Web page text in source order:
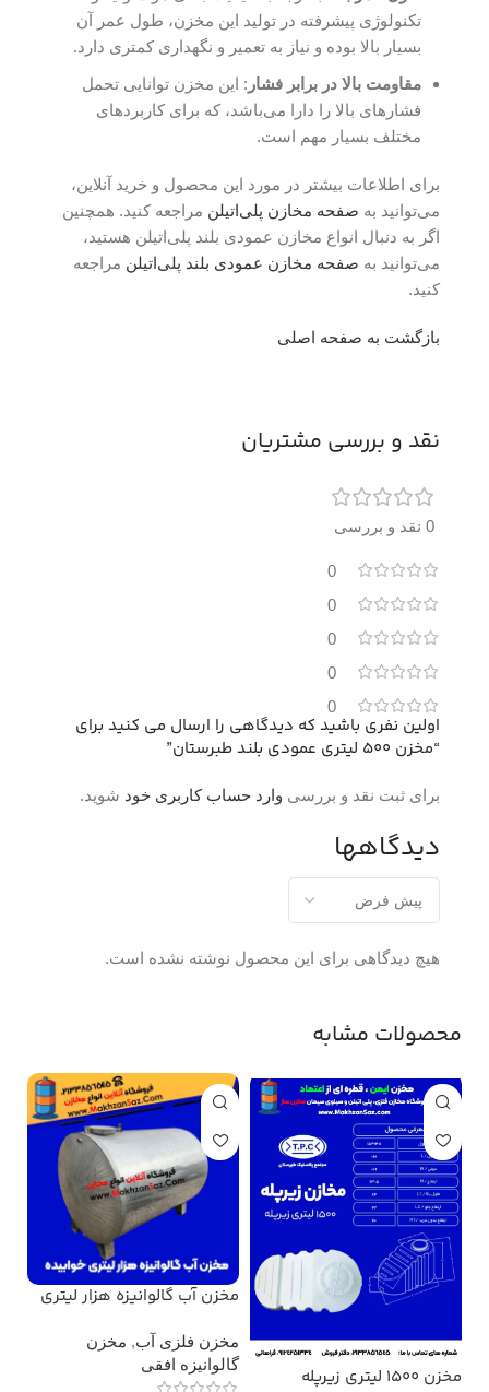
تکنولوژی پیشرفته در تولید این مخزن، طول عمر آن
بسیار بالا بوده و نیاز به تعمیر و نگهداری کمتری دارد.
مقاومت بالا در برابر فشار : این مخزن توانایی تحمل
فشارهای بالا را دارا می‌باشد، که برای کاربردهای
مختلف بسیار مهم است.
برای اطلاعات بیشتر در مورد این محصول و خرید آنلاین،
می‌توانید به صفحه مخازن پلی‌اتیلن مراجعه کنید. همچنین
اگر به دنبال انواع مخازن عمودی بلند پلی‌اتیلن هستید،
می‌توانید به صفحه مخازن عمودی بلند پلی‌اتیلن مراجعه
کنید.
بازگشت به صفحه اصلی
نقد و بررسی مشتریان
0 نقد و بررسی
0
0
0
0
0
دیدگاهها
هیچ دیدگاهی برای این محصول نوشته نشده است.
اولین نفری باشید که دیدگاهی را ارسال می کنید برای
“مخزن 500 لیتری عمودی بلند طبرستان”
برای ثبت نقد و بررسی وارد حساب کاربری خود شوید.
محصولات مشابه
مخزن 1500 لیتری زیرپله
مخزن آب گالوانیزه هزار لیتری
مخزن فلزی آب, مخزن
گالوانیزه افقی